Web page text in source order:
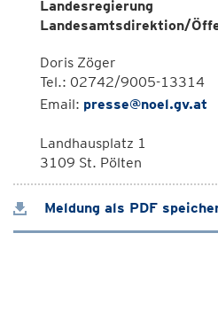
Landesregierung
Landesamtsdirektion/
Doris Zöger
Tel.: 02742/9005-13314
Email: presse@noel.gv.at
Landhausplatz 1
3109 St. Pölten
Meldung als PDF